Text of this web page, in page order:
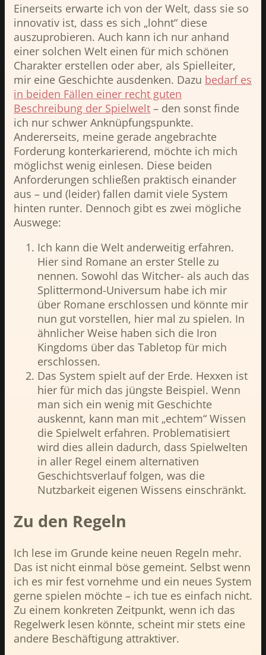
Einerseits erwarte ich von der Welt, dass sie so
innovativ ist, dass es sich „lohnt“ diese
auszuprobieren. Auch kann ich nur anhand
einer solchen Welt einen für mich schönen
Charakter erstellen oder aber, als Spielleiter,
mir eine Geschichte ausdenken. Dazu bedarf es
in beiden Fällen einer recht guten
Beschreibung der Spielwelt – den sonst finde
ich nur schwer Anknüpfungspunkte.
Andererseits, meine gerade angebrachte
Forderung konterkarierend, möchte ich mich
möglichst wenig einlesen. Diese beiden
Anforderungen schließen praktisch einander
aus – und (leider) fallen damit viele System
hinten runter. Dennoch gibt es zwei mögliche
Auswege:
Ich kann die Welt anderweitig erfahren.
Hier sind Romane an erster Stelle zu
nennen. Sowohl das Witcher- als auch das
Splittermond-Universum habe ich mir
über Romane erschlossen und könnte mir
nun gut vorstellen, hier mal zu spielen. In
ähnlicher Weise haben sich die Iron
Kingdoms über das Tabletop für mich
erschlossen.
Das System spielt auf der Erde. Hexxen ist
hier für mich das jüngste Beispiel. Wenn
man sich ein wenig mit Geschichte
auskennt, kann man mit „echtem“ Wissen
die Spielwelt erfahren. Problematisiert
wird dies allein dadurch, dass Spielwelten
in aller Regel einem alternativen
Geschichtsverlauf folgen, was die
Nutzbarkeit eigenen Wissens einschränkt.
Zu den Regeln
Ich lese im Grunde keine neuen Regeln mehr.
Das ist nicht einmal böse gemeint. Selbst wenn
ich es mir fest vornehme und ein neues System
gerne spielen möchte – ich tue es einfach nicht.
Zu einem konkreten Zeitpunkt, wenn ich das
Regelwerk lesen könnte, scheint mir stets eine
andere Beschäftigung attraktiver.